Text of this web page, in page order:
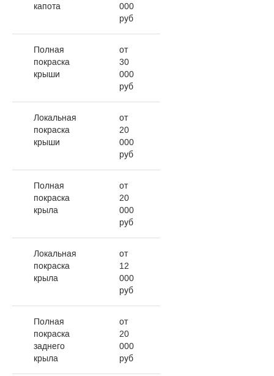
капота
000
руб
Полная
покраска
крыши
от
30
000
руб
Локальная
покраска
крыши
от
20
000
руб
Полная
покраска
крыла
от
20
000
руб
Локальная
покраска
крыла
от
12
000
руб
Полная
покраска
заднего
крыла
от
20
000
руб